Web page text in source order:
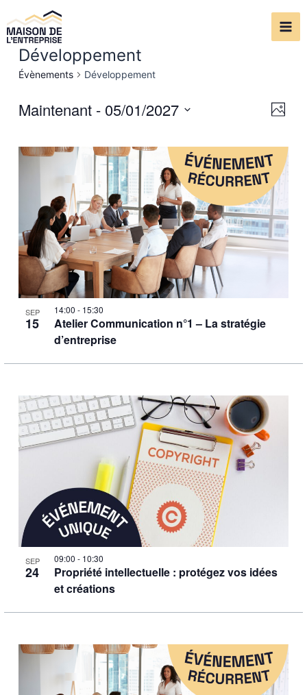
au
contenu
Développement
Évènements Développement
Photo
Maintenant - 05/01/2027
date.
SEP
15
14:00- 15:30
Atelier Communication n°1 – La stratégie
d’entreprise
SEP
24
09:00- 10:30
Propriété intellectuelle : protégez vos idées
et créations